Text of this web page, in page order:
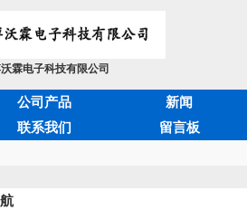
霖电子科技有限公司
公司产品
新闻
联系我们
留言板